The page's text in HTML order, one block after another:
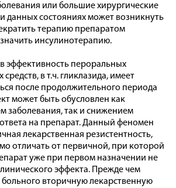
или большие хирургические
данных состояниях может возникнуть
терапию препаратом
инсулинотерапию.
эффективность пероральных
в т.ч. гликлазида, имеет
после продолжительного периода
может быть обусловлен как
заболевания, так и снижением
на препарат. Данный феномен
лекарственная резистентность,
отличать от первичной, при которой
уже при первом назначении не
эффекта. Прежде чем
больного вторичную лекарственную